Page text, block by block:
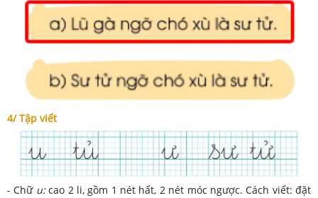
4/ Tập viết
- Chữ u:cao 2 li, gồm 1 nét hất, 2 nét móc ngược. Cách viết: đặt